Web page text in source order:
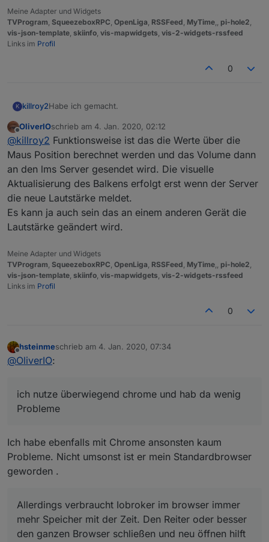
Meine Adapter und Widgets
TVProgram, SqueezeboxRPC, OpenLiga, RSSFeed, MyTime,, pi-hole2,
vis-json-template, skiinfo, vis-mapwidgets, vis-2-widgets-rssfeed
Links im Profil
0
K killroy2Habe ich gemacht.
iobroker squeezeboxrpc -v
0.8.25
Zu test setze ich den Rahmen und Margin auf extra
gross. Klick auf Rahmen klappt, in Margin nicht.
Was mir noch auffällt, manche Eingaben auf Balken
werden abhängig vom Zustand ignoriert oder erst bei
späteren Klicks gemacht.
Beispiel von vielen: oberer Balken aktiv, klick auf den
zweiten wird ignoriert. Dritter und dann zweiter
funktioniert wieder.
Offline
OliverIOschrieb am 4. Jan. 2020, 02:12
zuletzt editiert von
@killroy2 Funktionsweise ist das die Werte über die
Maus Position berechnet werden und das Volume dann
an den lms Server gesendet wird. Die visuelle
Aktualisierung des Balkens erfolgt erst wenn der Server
die neue Lautstärke meldet.
Es kann ja auch sein das an einem anderen Gerät die
Lautstärke geändert wird.
Meine Adapter und Widgets
TVProgram, SqueezeboxRPC, OpenLiga, RSSFeed, MyTime,, pi-hole2,
vis-json-template, skiinfo, vis-mapwidgets, vis-2-widgets-rssfeed
Links im Profil
0
Offline
hsteinmeschrieb am 4. Jan. 2020, 07:34
zuletzt editiert von
@OliverIO:
ich nutze überwiegend chrome und hab da wenig
Probleme
Ich habe ebenfalls mit Chrome ansonsten kaum
Probleme. Nicht umsonst ist er mein Standardbrowser
geworden .
Allerdings verbraucht Iobroker im browser immer
mehr Speicher mit der Zeit. Den Reiter oder besser
den ganzen Browser schließen und neu öffnen hilft